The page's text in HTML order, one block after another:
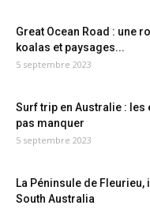
Great Ocean Road : une
koalas et paysages...
5 septembre 2023
Surf trip en Australie : les
pas manquer
5 septembre 2023
La Péninsule de
South Australia